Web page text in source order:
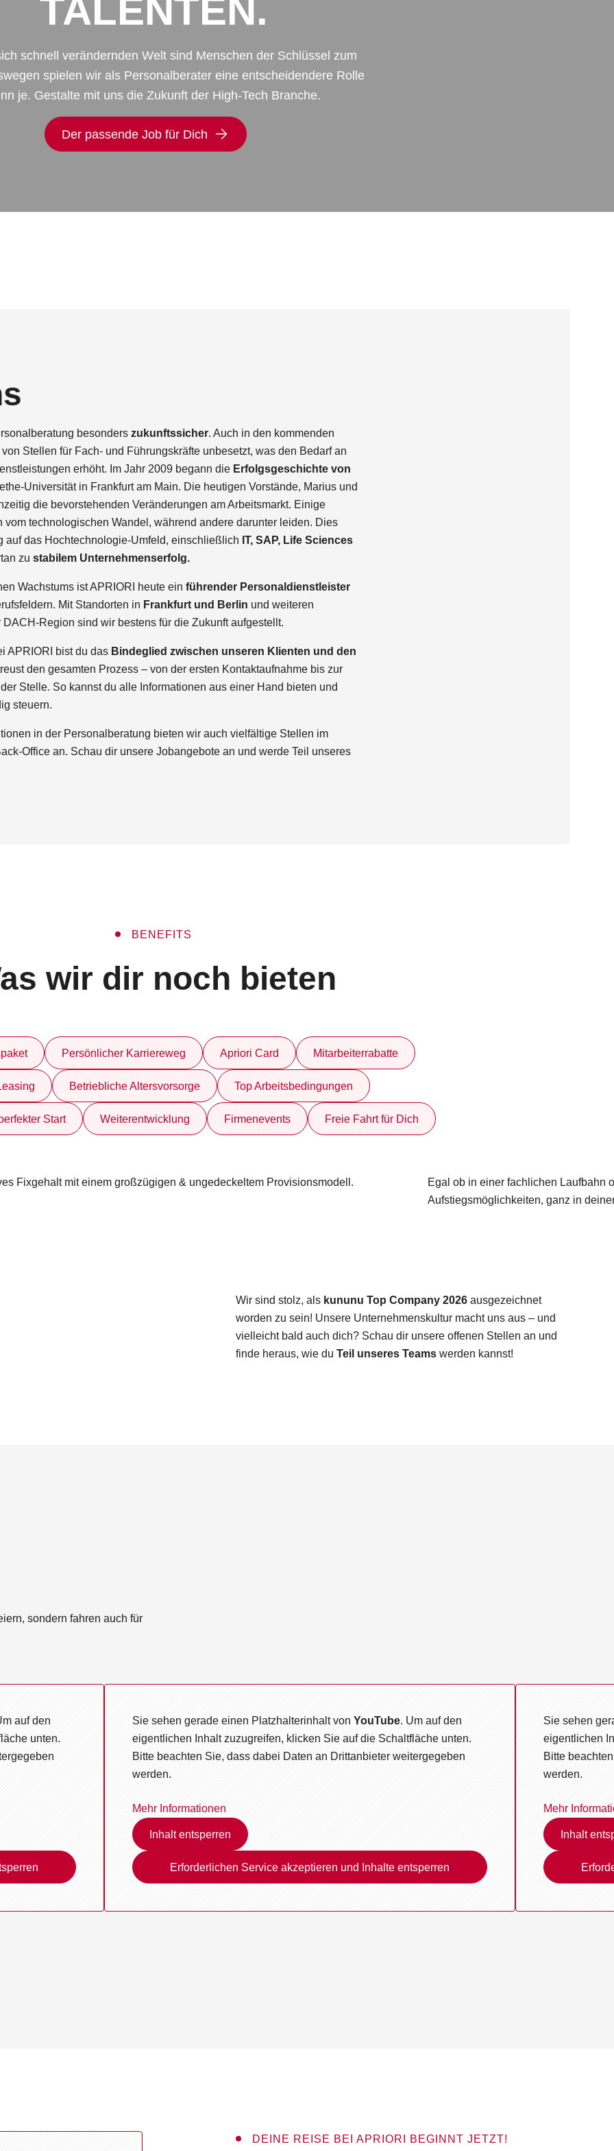
TALENTEN.
schnell verändernden Welt sind Menschen der Schlüssel zum
spielen wir als Personalberater eine entscheidendere Rolle
je. Gestalte mit uns die Zukunft der High-Tech Branche.
Der passende Job für Dich
besonders zukunftssicher. Auch in den kommenden
Stellen für Fach- und Führungskräfte unbesetzt, was den Bedarf an
erhöht. Im Jahr 2009 begann die Erfolgsgeschichte von
Universität in Frankfurt am Main. Die heutigen Vorstände, Marius und
die bevorstehenden Veränderungen am Arbeitsmarkt. Einige
vom technologischen Wandel, während andere darunter leiden. Dies
auf das Hochtechnologie-Umfeld, einschließlich IT, SAP, Life Sciences
zu stabilem Unternehmenserfolg.
Wachstums ist APRIORI heute ein führender Personaldienstleister
Mit Standorten in Frankfurt und Berlin und weiteren
Region sind wir bestens für die Zukunftaufgestellt.
APRIORI bist du das Bindeglied zwischen unseren Klienten und den
den gesamten Prozess – von der ersten Kontaktaufnahme bis zur
Stelle. So kannst du alle Informationen aus einer Hand bieten und
steuern.
in der Personalberatung bieten wir auch vielfältige Stellen im
Office an. Schau dir unsere Jobangebote an und werde Teil unseres
BENEFITS
wir dir noch bieten
Persönlicher Karriereweg Apriori Card Mitarbeiterrabatte
Betriebliche Altersvorsorge Top Arbeitsbedingungen
Start Weiterentwicklung Firmenevents Freie Fahrt für Dich
Fixgehalt mit einem großzügigen & ungedeckeltem Provisionsmodell.
Egal ob in einer fachlichen Laufbahn
Aufstiegsmöglichkeiten, ganz in
Wir sind stolz, als kununu Top Company 2026 ausgezeichnet
worden zu sein! Unsere Unternehmenskultur macht uns aus – und
vielleicht bald auch dich? Schau dir unsere offenen Stellen an und
finde heraus, wie du Teil unseres Teams werden kannst!
sondern fahren auch für
auf den
unten.
Sie sehen gerade einen Platzhalterinhalt von YouTube. Um auf den
eigentlichen Inhalt zuzugreifen, klicken Sie auf die Schaltfläche unten.
Bitte beachten Sie, dass dabei Daten an Drittanbieter weitergegeben
werden.
Mehr Informationen
Inhalt entsperren
Erforderlichen Service akzeptieren und Inhalte entsperren
Sie sehen
eigentlichen
Bitte
werden.
Mehr
Inhalt
DEINE REISE BEI APRIORI BEGINNT JETZT!